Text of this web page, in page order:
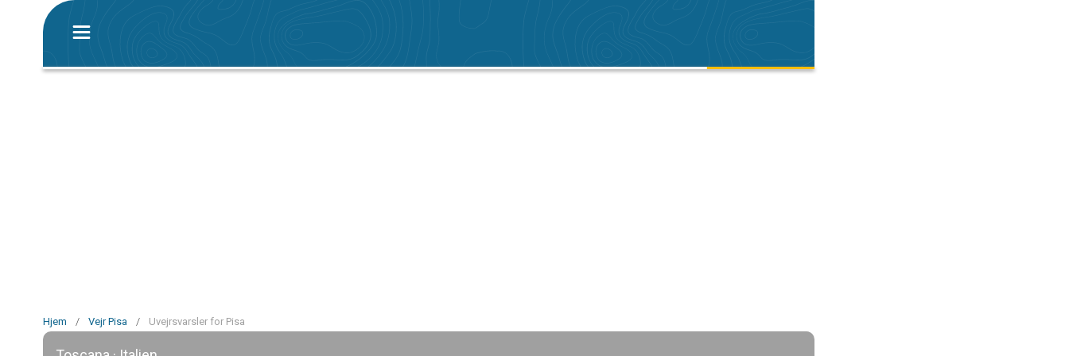
Hjem / Vejr Pisa / Uvejrsvarsler for Pisa